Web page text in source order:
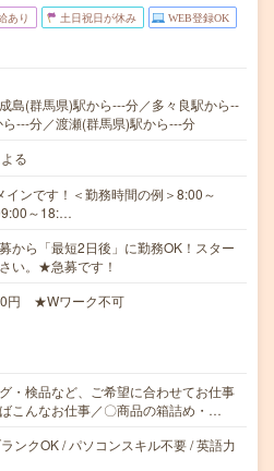
あり 土日祝日が休み WEB登録OK
島(群馬県)駅から---分／多々良駅から--
---分／渡瀬(群馬県)駅から---分
る
インです！＜勤務時間の例＞8:00～
～18:…
ら「最短2日後」に勤務OK！スター
い。★急募です！
円 ★Wワーク不可
・検品など、ご希望に合わせてお仕事
こんなお仕事／〇商品の箱詰め・…
ンクOK / パソコンスキル不要 / 英語力